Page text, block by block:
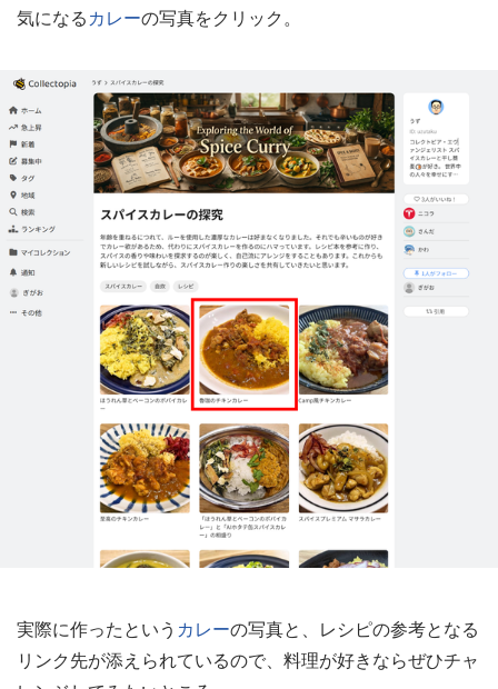
気になるカレーの写真をクリック。
実際に作ったという カレーの写真と、レシピの参考となる
リンク先が添えられているので、料理が好きならぜひチャ